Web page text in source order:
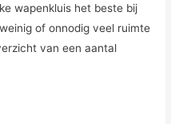
wapenkluis het beste bij
of onnodig veel ruimte
van een aantal